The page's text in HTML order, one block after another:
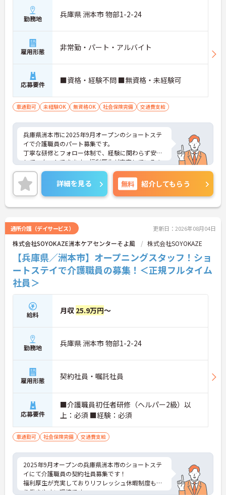
勤務地 兵庫県 洲本市 物部1-2-24
雇用形態 非常勤・パート・アルバイト
応募要件 ■資格・経験不問 ■無資格・未経験可
車通勤可 未経験OK 無資格OK 社会保険完備 交通費支給
兵庫県洲本市に2025年9月オープンのショートステ
イで介護職員のパート募集です。
丁寧な研修とフォロー体制で、経験に関わらず安心
してスタートできます。福利厚生が充実しているの
は嬉しいポイントです◎
こちらの求人にご興味がございましたら面接のポイ
ントもお伝えしますので是非ご応募お待ちしており
ます。
詳細を見る 無料 紹介してもらう
通所介護（デイサービス） 更新日：2026年08月04日
株式会社SOYOKAZE洲本ケアセンターそよ風 株式会社SOYOKAZE
【兵庫県／洲本市】オープニングスタッフ！ショ
ートステイで介護職員の募集！＜正規フルタイム
社員＞
給料 月収 25.9万円～
勤務地 兵庫県 洲本市 物部1-2-24
雇用形態 契約社員・嘱託社員
応募要件
■介護職員初任者研修（ヘルパー2級）以
上：必須 ■経験：必須
車通勤可 社会保険完備 交通費支給
2025年9月オープンの兵庫県洲本市のショートステ
イにて介護職員の契約社員募集です！
福利厚生が充実しておりリフレッシュ休暇制度もあ
り働きやすい環境です。